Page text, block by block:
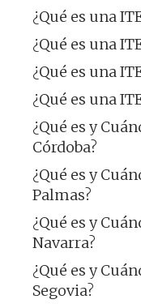
¿Qué es una
¿Qué es una
¿Qué es una
¿Qué es una
¿Qué es y
Córdoba?
¿Qué es y
Palmas?
¿Qué es y
Navarra?
¿Qué es y
Segovia?